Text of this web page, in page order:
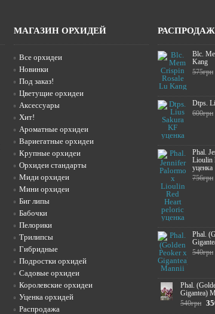
МАГАЗИН ОРХИДЕЙ
Все орхидеи
Новинки
Под заказ!
Цветущие орхидеи
Аксессуары
Хит!
Ароматные орхидеи
Вариегатные орхидеи
Крупные орхидеи
Орхидеи стандарты
Миди орхидеи
Мини орхидеи
Биг липы
Бабочки
Пелорики
Трилипсы
Гибридные
Подростки орхидей
Садовые орхидеи
Королевские орхидеи
Уценка орхидей
Распродажа
Blc.
Kang
575грн
Dtps.
600грн
Phal.
Lioulin
уценка
756грн
Phal.
540грн
Phal.
Gigantea)
540грн